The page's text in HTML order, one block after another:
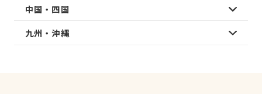
中国・四国
九州・沖縄